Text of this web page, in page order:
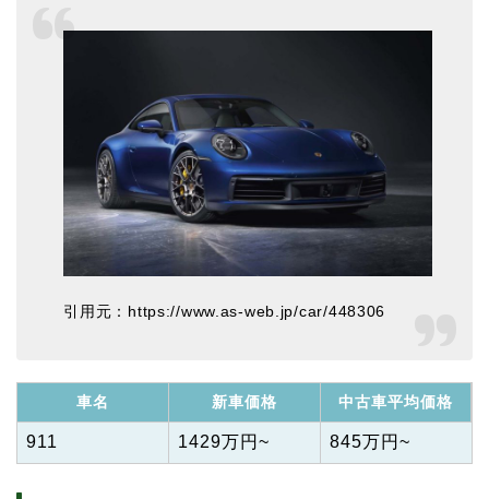
引用元：https://www.as-web.jp/car/448306
車名 新車価格 中古車平均価格
911 1429万円~ 845万円~